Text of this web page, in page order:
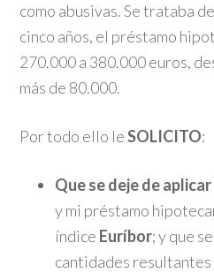
como abusivas. Se trataba
cinco años, el préstamo
270.000 a 380.000 euros,
más de 80.000.
Por todo ello leSOLICITO:
Que se deje de
y mi préstamo
índice Euríbor; y que
cantidades